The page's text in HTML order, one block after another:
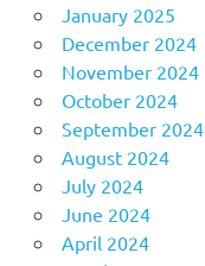
January 2025
December 2024
November 2024
October 2024
September 2024
August 2024
July 2024
June 2024
April 2024